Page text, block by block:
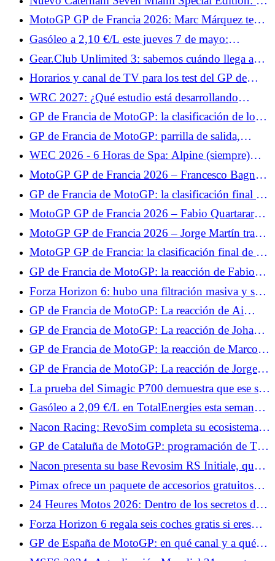
para los aficionados
ejemplares para este homenaje al GP de Miami
MotoGP GP de Francia 2026: Marc Márquez teme
una climatología complicada en Le Mans
Gasóleo a 2,10 €/L este jueves 7 de mayo:
estaciones en las que se puede pagar hasta 12
céntimos menos que la media a 2,21 €/L
Gear.Club Unlimited 3: sabemos cuándo llega a
PC, Xbox y PlayStation.
Horarios y canal de TV para los test del GP de
Francia de MotoGP 2026: Johann Zarco y Fabio
Quartararo esperan brillar
WRC 2027: ¿Qué estudio está desarrollando
Nacon?
GP de Francia de MotoGP: la clasificación de los
libres 2, Fabio Quartararo se prepara bien para la
clasificación, Johann Zarco se estrelló
GP de Francia de MotoGP: parrilla de salida,
buena posición de Quartararo, decepción para
Zarco
WEC 2026 - 6 Horas de Spa: Alpine (siempre)
mira hacia adelante
MotoGP GP de Francia 2026 – Francesco Bagnaia
advierte a la competición: “Algo está pasando”
GP de Francia de MotoGP: la clasificación final de
la carrera al sprint, Fabio Quartararo en el Top 5,
Johann Zarco se pierde
MotoGP GP de Francia 2026 – Fabio Quartararo
5º en la carrera al sprint: “Hoy no tenía ningún
objetivo”
MotoGP GP de Francia 2026 – Jorge Martín tras
su victoria en la carrera al sprint: “Lo puse todo en
la salida”
MotoGP GP de Francia: la clasificación final de la
carrera, Jorge Martín sermonea a su compañero,
desastre para Francesco Bagnaia
GP de Francia de MotoGP: la reacción de Fabio
Quartararo tras la carrera: "Hicimos un muy buen
trabajo"
Forza Horizon 6: hubo una filtración masiva y se
banearon jugadores por 7000 años.
GP de Francia de MotoGP: La reacción de Ai
Ogura tras la carrera: "No estaba seguro de que
fuera suficiente para subir al podio"
GP de Francia de MotoGP: La reacción de Johann
Zarco tras la carrera: "No estoy contento"
GP de Francia de MotoGP: la reacción de Marco
Bezzecchi tras la carrera: "Sabía que no era el más
fuerte"
GP de Francia de MotoGP: La reacción de Jorge
Martín tras la carrera: "La temporada pasada
aprendí que nunca hay que rendirse"
La prueba del Simagic P700 demuestra que ese sí
funciona.
Gasóleo a 2,09 €/L en TotalEnergies esta semana:
fechas y estaciones afectadas
Nacon Racing: RevoSim completa su ecosistema y
anuncia juegos.
GP de Cataluña de MotoGP: programación de TV
y horarios del fin de semana
Nacon presenta su base Revosim RS Initiale, que
alcanza 5 Nm.
Pimax ofrece un paquete de accesorios gratuitos
para tus cascos Crystal, con Superchicane.
24 Heures Motos 2026: Dentro de los secretos del
muro de boxes
Forza Horizon 6 regala seis coches gratis si eres
fiel.
GP de España de MotoGP: en qué canal y a qué
hora ver los Test de este viernes